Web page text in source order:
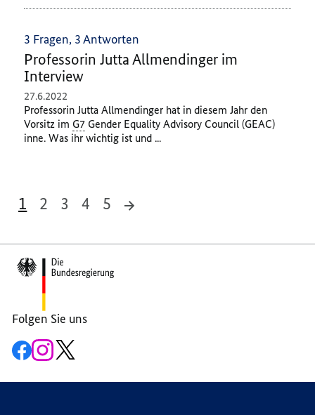
3 Fragen, 3 Antworten
Professorin Jutta Allmendinger im
Interview
27.6.2022
Professorin Jutta Allmendinger hat in diesem Jahr den
Vorsitz im G7 Gender Equality Advisory Council (GEAC)
inne. Was ihr wichtig ist und ...
1 2 3 4 5
46 Ergebnisse
Footer-
Bereich
Folgen Sie uns
Zur
Facebook-
Zum
Instagram-